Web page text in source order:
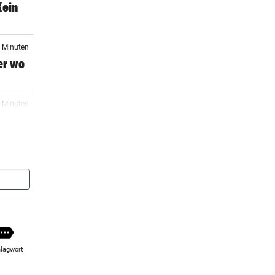
Minuten
wo
Minuten
Stunde